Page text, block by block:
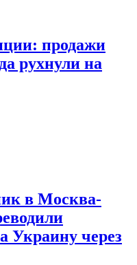
продажи
рухнули на
в Москва-
Украину через